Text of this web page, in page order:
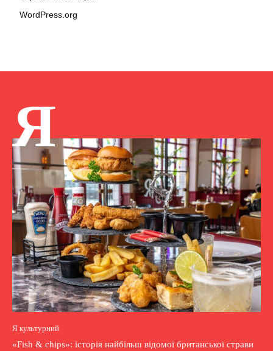
WordPress.org
Я
Я культурний
«Fish & chips»: історія найбільш відомої британської страви